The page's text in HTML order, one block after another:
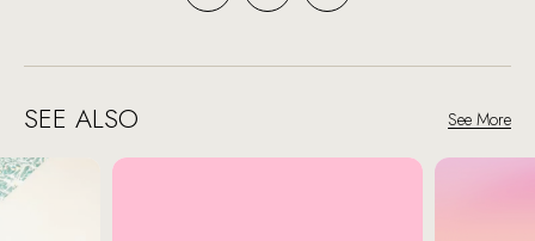
SEE ALSO See More